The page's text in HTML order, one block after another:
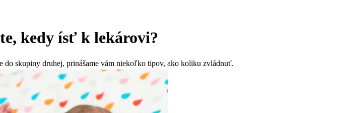
kedy ísť k lekárovi?
skupiny druhej, prinášame vám niekoľko tipov, ako koliku zvládnuť.